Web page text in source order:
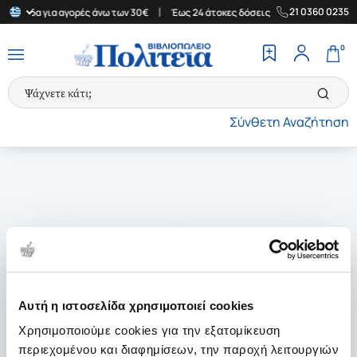
Αυτή η ιστοσελίδα χρησιμοποιεί cookies
Χρησιμοποιούμε cookies για την εξατομίκευση
περιεχομένου και διαφημίσεων, την παροχή λειτουργιών
για αγορές άνω των 30€ | Έως 24 άτοκες δόσεις | Δωρεάν
21 0360 0235
Σύνθετη Αναζήτηση
0